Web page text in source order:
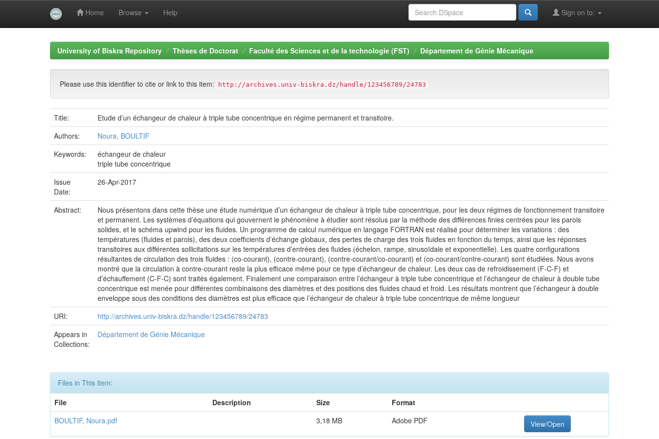
Home Browse Help Sign on to:
University of Biskra Repository Thèses de Doctorat Faculté des Sciences et de la technologie (FST) Département de Génie Mécanique
Please use this identifier to cite or link to this item: http://archives.univ-biskra.dz/handle/123456789/24783
Title:
Etude d’un échangeur de chaleur à triple tube concentrique en régime permanent et transitoire.
Authors:
Noura, BOULTIF
Keywords:
échangeur de chaleur
triple tube concentrique
Issue
Date:
26-Apr-2017
Abstract:
Nous présentons dans cette thèse une étude numérique d’un échangeur de chaleur à triple tube concentrique, pour les deux régimes de fonctionnement transitoire
et permanent. Les systèmes d’équations qui gouvernent le phénomène à étudier sont résolus par la méthode des différences finies centrées pour les parois
solides, et le schéma upwind pour les fluides. Un programme de calcul numérique en langage FORTRAN est réalisé pour déterminer les variations : des
températures (fluides et parois), des deux coefficients d’échange globaux, des pertes de charge des trois fluides en fonction du temps, ainsi que les réponses
transitoires aux différentes sollicitations sur les températures d’entrées des fluides (échelon, rampe, sinusoïdale et exponentielle). Les quatre configurations
résultantes de circulation des trois fluides : (co-courant), (contre-courant), (contre-courant/co-courant) et (co-courant/contre-courant) sont étudiées. Nous avons
montré que la circulation à contre-courant reste la plus efficace même pour ce type d’échangeur de chaleur. Les deux cas de refroidissement (F-C-F) et
d’échauffement (C-F-C) sont traités également. Finalement une comparaison entre l’échangeur à triple tube concentrique et l’échangeur de chaleur à double tube
concentrique est menée pour différentes combinaisons des diamètres et des positions des fluides chaud et froid. Les résultats montrent que l’échangeur à double
enveloppe sous des conditions des diamètres est plus efficace que l’échangeur de chaleur à triple tube concentrique de même longueur
URI:
http://archives.univ-biskra.dz/handle/123456789/24783
Appears in
Collections:
Département de Génie Mécanique
Files in This Item:
File
Description Size
Format
BOULTIF, Noura.pdf
3,18 MB Adobe PDF View/Open